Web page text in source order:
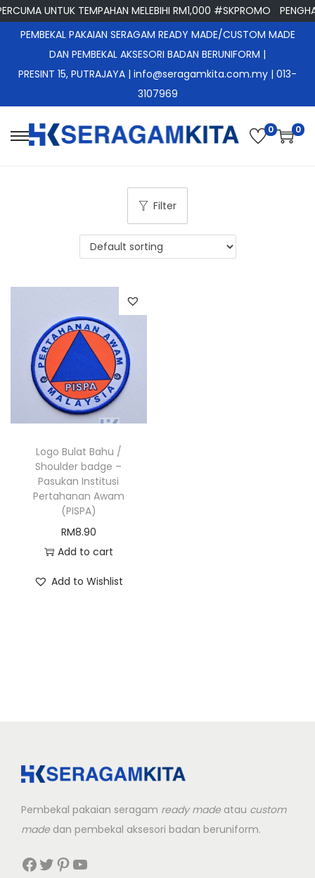
UNTUK TEMPAHAN MELEBIHI RM1,000 #SKPROMO
PEMBEKAL PAKAIAN SERAGAM READY MADE/CUSTOM MADE
DAN PEMBEKAL AKSESORI BADAN BERUNIFORM |
PRESINT 15, PUTRAJAYA | info@seragamkita.com.my | 013-
3107969
S
i
p
t
o
n
S
i
p
t
o
c
0 0
Filter
Logo Bulat Bahu /
Shoulder badge –
Pasukan Institusi
Pertahanan Awam
(PISPA)
RM8.90
Add to cart
Add to Wishlist
Pembekal pakaian seragam ready made atau custom
made dan pembekal aksesori badan beruniform.
Facebook Twitter Pinterest YouTube